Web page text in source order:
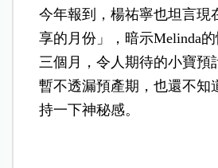
今年報到，楊祐寧也坦言現
享的月份」，暗示Melinda
三個月，令人期待的小寶預
暫不透漏預產期，也還不知
持一下神秘感。